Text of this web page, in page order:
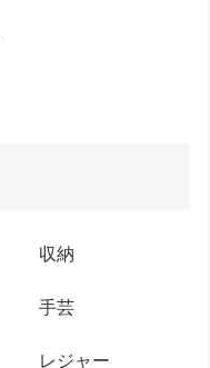
収納
手芸
レジャー